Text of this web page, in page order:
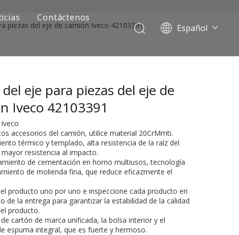
de camiones mineros
Contáctenos
Español
Pусский
piezas del eje de camión Iveco 42103391
eje para piezas del eje de
Iveco 42103391
accesorios del camión, utilice material 20CrMmti.
térmico y templado, alta resistencia de la raíz del
resistencia al impacto.
de cementación en horno multiusos, tecnología
de molienda fina, que reduce eficazmente el
producto uno por uno e inspeccione cada producto en
de la entrega para garantizar la estabilidad de la calidad
producto.
cartón de marca unificada, la bolsa interior y el
espuma integral, que es fuerte y hermoso.